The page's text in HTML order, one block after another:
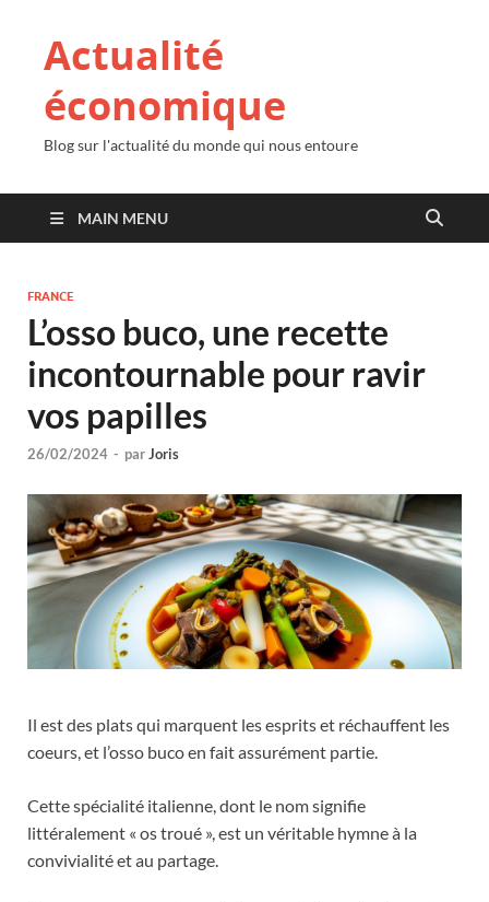
Actualité
économique
Blog sur l'actualité du monde qui nous entoure
MAIN MENU
FRANCE
L’osso buco, une recette
incontournable pour ravir
vos papilles
26/02/2024 - parJoris
Il est des plats qui marquent les esprits et réchauffent les
coeurs, et l’osso buco en fait assurément partie.
Cette spécialité italienne, dont le nom signifie
littéralement « os troué », est un véritable hymne à la
convivialité et au partage.